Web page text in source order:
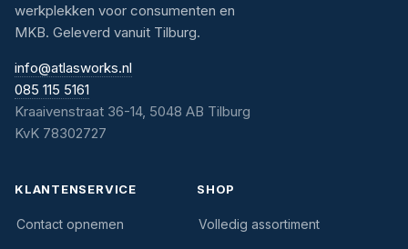
werkplekken voor consumenten en
MKB. Geleverd vanuit Tilburg.
info@atlasworks.nl
085 115 5161
Kraaivenstraat 36-14, 5048 AB Tilburg
KvK 78302727
KLANTENSERVICE
Contact opnemen
SHOP
Volledig assortiment